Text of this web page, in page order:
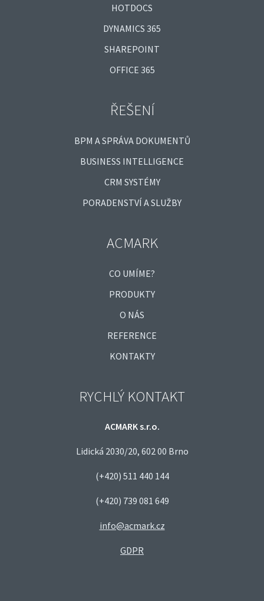
HOTDOCS
DYNAMICS 365
SHAREPOINT
OFFICE 365
ŘEŠENÍ
BPM A SPRÁVA DOKUMENTŮ
BUSINESS INTELLIGENCE
CRM SYSTÉMY
PORADENSTVÍ A SLUŽBY
ACMARK
CO UMÍME?
PRODUKTY
O NÁS
REFERENCE
KONTAKTY
RYCHLÝ KONTAKT
ACMARK s.r.o.
Lidická 2030/20, 602 00 Brno
(+420) 511 440 144
(+420) 739 081 649
info@acmark.cz
GDPR